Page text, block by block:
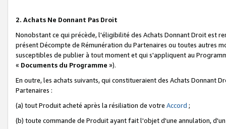
2. Achats Ne Donnant Pas Droit
Nonobstant ce qui précède, l'éligibilité des Achats Donnant Droit est
présent Décompte de Rémunération du Partenaires ou toutes autres
susceptibles de publier à tout moment et qui s'appliquent au
« Documents du Programme »).
En outre, les achats suivants, qui constitueraient des Achats Donnant
Partenaires :
(a) tout Produit acheté après la résiliation de votre Accord ;
(b) toute commande de Produit ayant fait l'objet d'une annulation,